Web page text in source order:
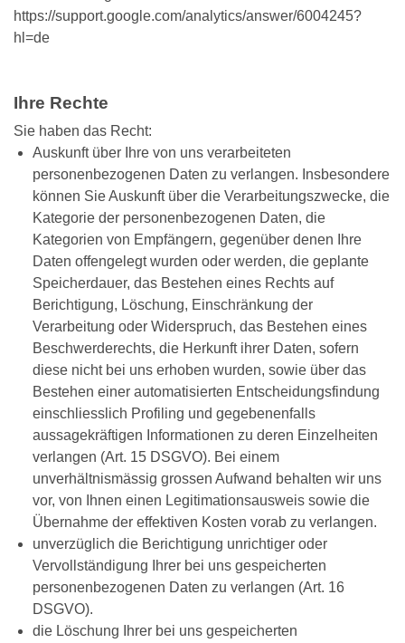
https://support.google.com/analytics/answer/6004245?
hl=de
Ihre Rechte
Sie haben das Recht:
Auskunft über Ihre von uns verarbeiteten
personenbezogenen Daten zu verlangen. Insbesondere
können Sie Auskunft über die Verarbeitungszwecke, die
Kategorie der personenbezogenen Daten, die
Kategorien von Empfängern, gegenüber denen Ihre
Daten offengelegt wurden oder werden, die geplante
Speicherdauer, das Bestehen eines Rechts auf
Berichtigung, Löschung, Einschränkung der
Verarbeitung oder Widerspruch, das Bestehen eines
Beschwerderechts, die Herkunft ihrer Daten, sofern
diese nicht bei uns erhoben wurden, sowie über das
Bestehen einer automatisierten Entscheidungsfindung
einschliesslich Profiling und gegebenenfalls
aussagekräftigen Informationen zu deren Einzelheiten
verlangen (Art. 15 DSGVO). Bei einem
unverhältnismässig grossen Aufwand behalten wir uns
vor, von Ihnen einen Legitimationsausweis sowie die
Übernahme der effektiven Kosten vorab zu verlangen.
unverzüglich die Berichtigung unrichtiger oder
Vervollständigung Ihrer bei uns gespeicherten
personenbezogenen Daten zu verlangen (Art. 16
DSGVO).
die Löschung Ihrer bei uns gespeicherten